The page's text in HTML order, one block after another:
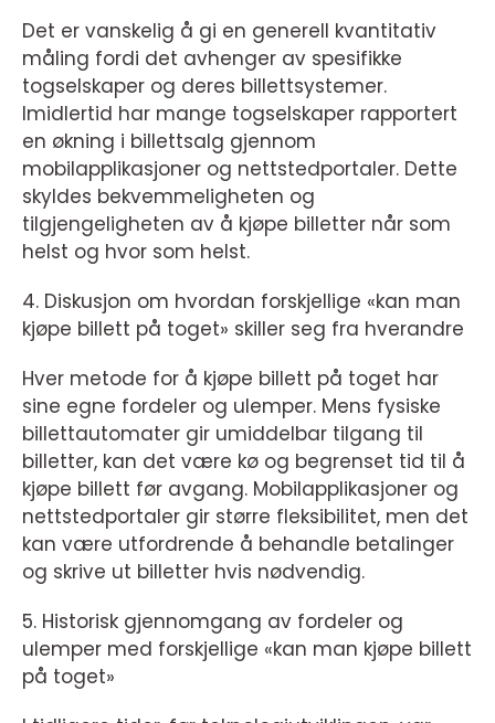
Det er vanskelig å gi en generell kvantitativ
måling fordi det avhenger av spesifikke
togselskaper og deres billettsystemer.
Imidlertid har mange togselskaper rapportert
en økning i billettsalg gjennom
mobilapplikasjoner og nettstedportaler. Dette
skyldes bekvemmeligheten og
tilgjengeligheten av å kjøpe billetter når som
helst og hvor som helst.
4. Diskusjon om hvordan forskjellige «kan man
kjøpe billett på toget» skiller seg fra hverandre
Hver metode for å kjøpe billett på toget har
sine egne fordeler og ulemper. Mens fysiske
billettautomater gir umiddelbar tilgang til
billetter, kan det være kø og begrenset tid til å
kjøpe billett før avgang. Mobilapplikasjoner og
nettstedportaler gir større fleksibilitet, men det
kan være utfordrende å behandle betalinger
og skrive ut billetter hvis nødvendig.
5. Historisk gjennomgang av fordeler og
ulemper med forskjellige «kan man kjøpe billett
på toget»